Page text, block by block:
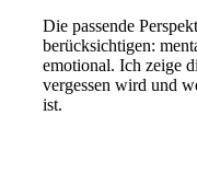
Die passende
berücksichtigen:
emotional. Ich zeige
vergessen wird und
ist.